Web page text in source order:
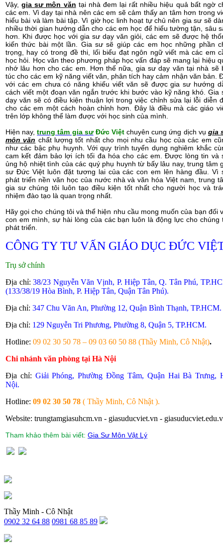
Vậy,gia sư môn văn tại nhà đem lại rất nhiều hiệu quả bất ngờ
các em. Vì dạy tại nhà nên các em sẽ cảm thấy an tâm hơn trong
hiểu bài và làm bài tập. Vì giờ học linh hoạt tự chủ nên gia sư sẽ
nhiều thời gian hướng dẫn cho các em học để hiểu tường tận, sâu
hơn. Khi được học với gia sư dạy văn giỏi, các em sẽ được hệ
kiến thức bài một lần. Gia sư sẽ giúp các em học những phần
trọng, hay có trong đề thi, lối biểu đạt ngôn ngữ viết mà các em
học hỏi. Học văn theo phương pháp học vấn đáp sẽ mang lại hiệu
nhớ lâu hơn cho các em. Hơn thế nữa, gia sư dạy văn tại nhà sẽ
túc cho các em kỹ năng viết văn, phân tích hay cảm nhận văn bản.
với các em chưa có năng khiếu viết văn sẽ được gia sư hướng
cách viết một đoạn văn ngắn trước khi bước vào kỹ năng khó. Gia
dạy văn sẽ có điều kiện thuận lợi trong việc chỉnh sửa lại lỗi diễn
cho các em một cách hoàn chỉnh hơn. Đây là điều mà các giáo
trên lớp không thể làm được với học sinh của mình.
Hiện nay,trung tâm gia sưĐức Việt chuyên cung ứng dịch vụ gia
môn văn chất lượng tốt nhất cho mọi nhu cầu học của các em
như các bậc phụ huynh. Với quy trình tuyển dụng nghiêm khắc
cam kết đảm bảo lợi ích tối đa hóa cho các em. Được lòng tin và
ủng hộ nhiệt tình của các quý phụ huynh từ bấy lâu nay, trung tâm
sư Đức Việt luôn đặt tương lai của các con em lên hàng đầu. Vì
phát triển nền văn học của nước nhà và văn hóa Việt nam, trung
gia sư chúng tôi luôn tạo điều kiện tốt nhất cho người học và
nhiệm đào tạo là quan trọng nhất.
Hãy gọi cho chúng tôi và thể hiện nhu cầu mong muốn của bạn đối
con em mình, sự hài lòng của các bạn luôn là động lực cho chúng
phát triển.
CÔNG TY TƯ VẤN GIÁO DỤC ĐỨC
Trụ sở chính
Địa chỉ:38/23 Nguyễn Văn Vịnh, P. Hiệp Tân, Q. Tân Phú,
(133/38/19 Hòa Bình, P. Hiệp Tân, Quận Tân Phú).
Địa chỉ: 347 Chu Văn An, Phường 12, Quận Bình Thạnh, TP.HCM.
Địa chỉ: 129 Nguyễn Tri Phương, Phường 8, Quận 5, TP.HCM.
Hotline: 09 02 30 50 78 – 09 03 60 50 88 (Thầy Minh, Cô Nhật).
Chi nhánh văn phòng tại Hà Nội
Địa chỉ: Giải Phóng, Phường Đồng Tâm, Quận Hai Bà Trưng,
Nội.
Hotline: 09 02 30 50 78 ( Thầy Minh, Cô Nhật ).
Website: trungtamgiasuhcm.vn - giasuducviet.vn -
Tham khảo thêm bài viết: Gia Sư Môn Vật Lý
Thầy Minh - Cô Nhật
0902 32 64 88 0981 68 85 89